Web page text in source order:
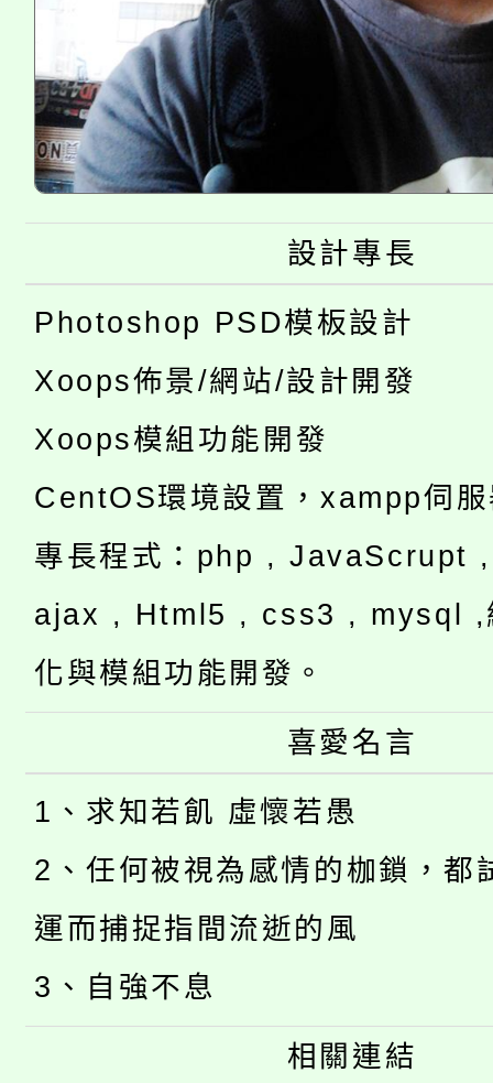
設計專長
Photoshop PSD模板設計
Xoops佈景/網站/設計開發
Xoops模組功能開發
CentOS環境設置，xampp伺
專長程式：php , JavaScrupt
ajax , Html5 , css3 , mysql ,
化與模組功能開發。
喜愛名言
1、求知若飢 虛懷若愚
2、任何被視為感情的枷鎖，都
運而捕捉指間流逝的風
3、自強不息
相關連結